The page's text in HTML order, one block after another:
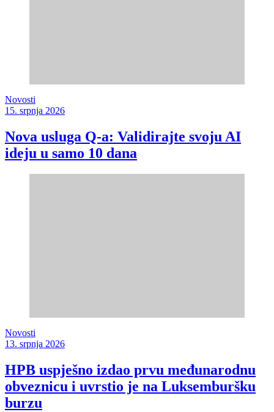
Novosti
15. srpnja 2026
Nova usluga Q-a: Validirajte svoju AI
ideju u samo 10 dana
Novosti
13. srpnja 2026
HPB uspješno izdao prvu međunarodnu
obveznicu i uvrstio je na Luksemburšku
burzu